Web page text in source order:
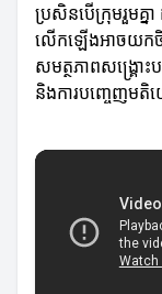
ប្រសិនបើក្រុមរួមគ្ន
លើកឡើងអាចយកចិ
សមត្ថភាពសង្គ្រោះ
និងការបញ្ចេញម